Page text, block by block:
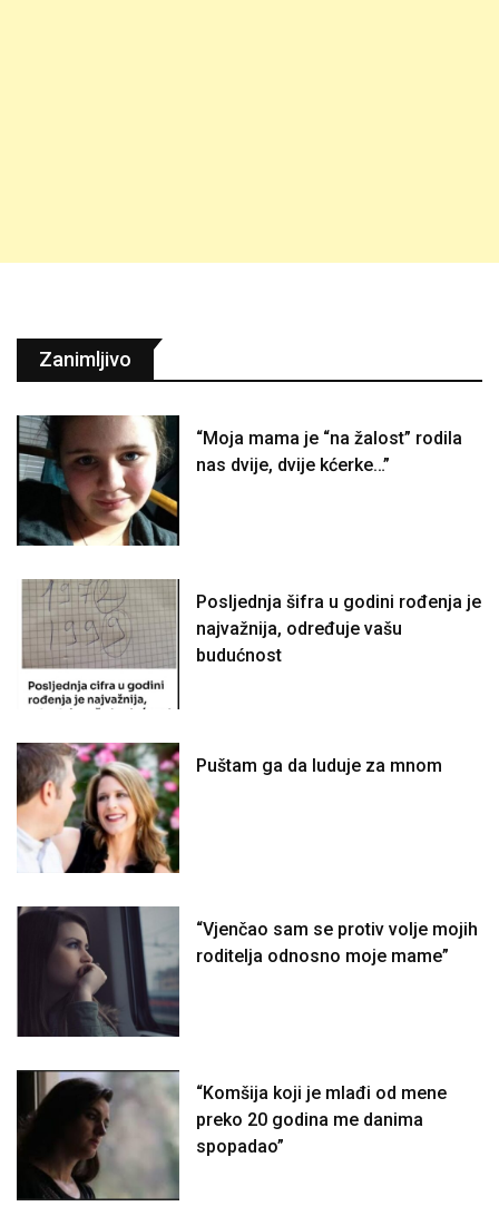
Zanimljivo
“Moja mama je “na žalost” rodila
nas dvije, dvije kćerke…”
Posljednja šifra u godini rođenja je
najvažnija, određuje vašu
budućnost
Puštam ga da luduje za mnom
“Vjenčao sam se protiv volje mojih
roditelja odnosno moje mame”
“Komšija koji je mlađi od mene
preko 20 godina me danima
spopadao”